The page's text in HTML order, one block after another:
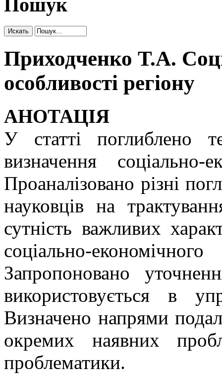
Пошук
Приходченко Т.А.
особливості регіону
АНОТАЦІЯ
У статті поглиблено
визначення соціально-
Проаналізовано різні
науковців на
сутність важливих
соціально-
Запропоновано
використовується в
Визначено напрями
окремих наявних
проблематики.